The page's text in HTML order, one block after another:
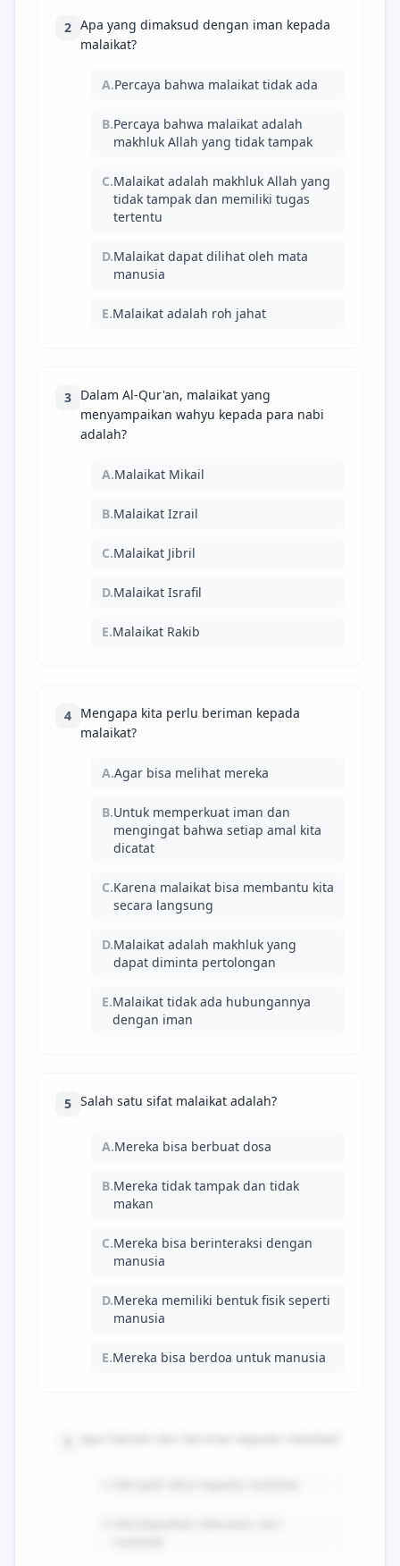
2 Apa yang dimaksud dengan iman kepada
malaikat?
A.Percaya bahwa malaikat tidak ada
B.Percaya bahwa malaikat adalah
makhluk Allah yang tidak tampak
C.Malaikat adalah makhluk Allah yang
tidak tampak dan memiliki tugas
tertentu
D.Malaikat dapat dilihat oleh mata
manusia
E.Malaikat adalah roh jahat
3 Dalam Al-Qur'an, malaikat yang
menyampaikan wahyu kepada para nabi
adalah?
A.Malaikat Mikail
B.Malaikat Izrail
C.Malaikat Jibril
D.Malaikat Israfil
E.Malaikat Rakib
4 Mengapa kita perlu beriman kepada
malaikat?
A.Agar bisa melihat mereka
B.Untuk memperkuat iman dan
mengingat bahwa setiap amal kita
dicatat
C.Karena malaikat bisa membantu kita
secara langsung
D.Malaikat adalah makhluk yang
dapat diminta pertolongan
E.Malaikat tidak ada hubungannya
dengan iman
5 Salah satu sifat malaikat adalah?
A.Mereka bisa berbuat dosa
B.Mereka tidak tampak dan tidak
makan
C.Mereka bisa berinteraksi dengan
manusia
D.Mereka memiliki bentuk fisik seperti
manusia
E.Mereka bisa berdoa untuk manusia